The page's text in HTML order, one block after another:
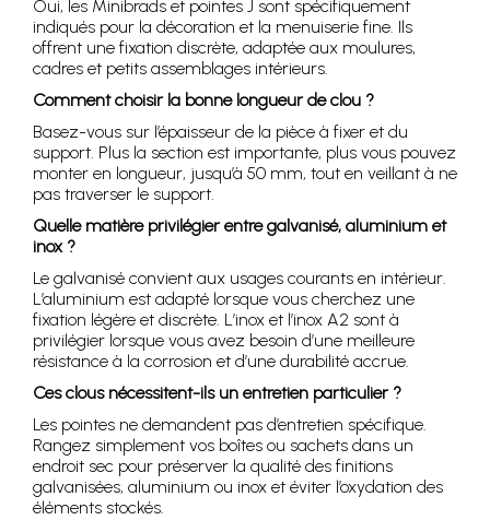
Oui, les Minibrads et pointes J sont spécifiquement
indiqués pour la décoration et la menuiserie fine. Ils
offrent une fixation discrète, adaptée aux moulures,
cadres et petits assemblages intérieurs.
Comment choisir la bonne longueur de clou ?
Basez-vous sur l’épaisseur de la pièce à fixer et du
support. Plus la section est importante, plus vous pouvez
monter en longueur, jusqu’à 50 mm, tout en veillant à ne
pas traverser le support.
Quelle matière privilégier entre galvanisé, aluminium et
inox ?
Le galvanisé convient aux usages courants en intérieur.
L’aluminium est adapté lorsque vous cherchez une
fixation légère et discrète. L’inox et l’inox A2 sont à
privilégier lorsque vous avez besoin d’une meilleure
résistance à la corrosion et d’une durabilité accrue.
Ces clous nécessitent-ils un entretien particulier ?
Les pointes ne demandent pas d’entretien spécifique.
Rangez simplement vos boîtes ou sachets dans un
endroit sec pour préserver la qualité des finitions
galvanisées, aluminium ou inox et éviter l’oxydation des
éléments stockés.